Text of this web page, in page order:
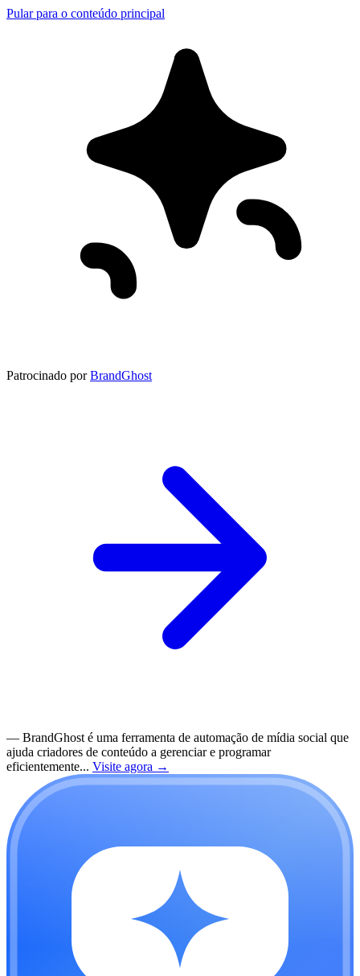
Pular para o conteúdo principal
Patrocinado por BrandGhost
— BrandGhost é uma ferramenta de automação de mídia social que
ajuda criadores de conteúdo a gerenciar e programar
eficientemente... Visite agora →